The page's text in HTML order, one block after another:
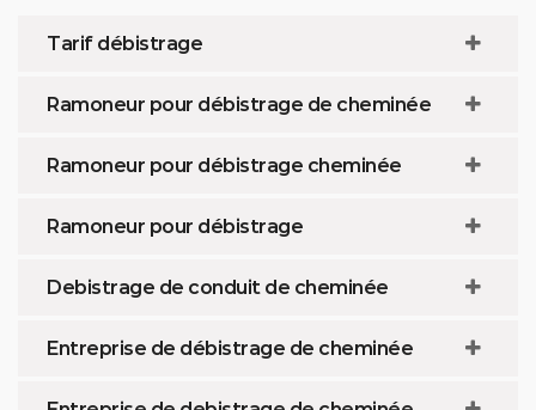
Tarif débistrage
Ramoneur pour débistrage de cheminée
Ramoneur pour débistrage cheminée
Ramoneur pour débistrage
Debistrage de conduit de cheminée
Entreprise de débistrage de cheminée